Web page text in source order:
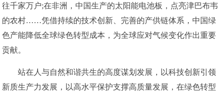
往千家万户;在非洲，中国生产的太阳能电池板，点亮津巴布韦
的农村……凭借持续的技术创新、完善的产供链体系，中国绿
色产能降低全球绿色转型成本，为全球应对气候变化作出重要
贡献。
站在人与自然和谐共生的高度谋划发展，以科技创新引领
新质生产力发展，以高水平保护支撑高质量发展，在绿色转型